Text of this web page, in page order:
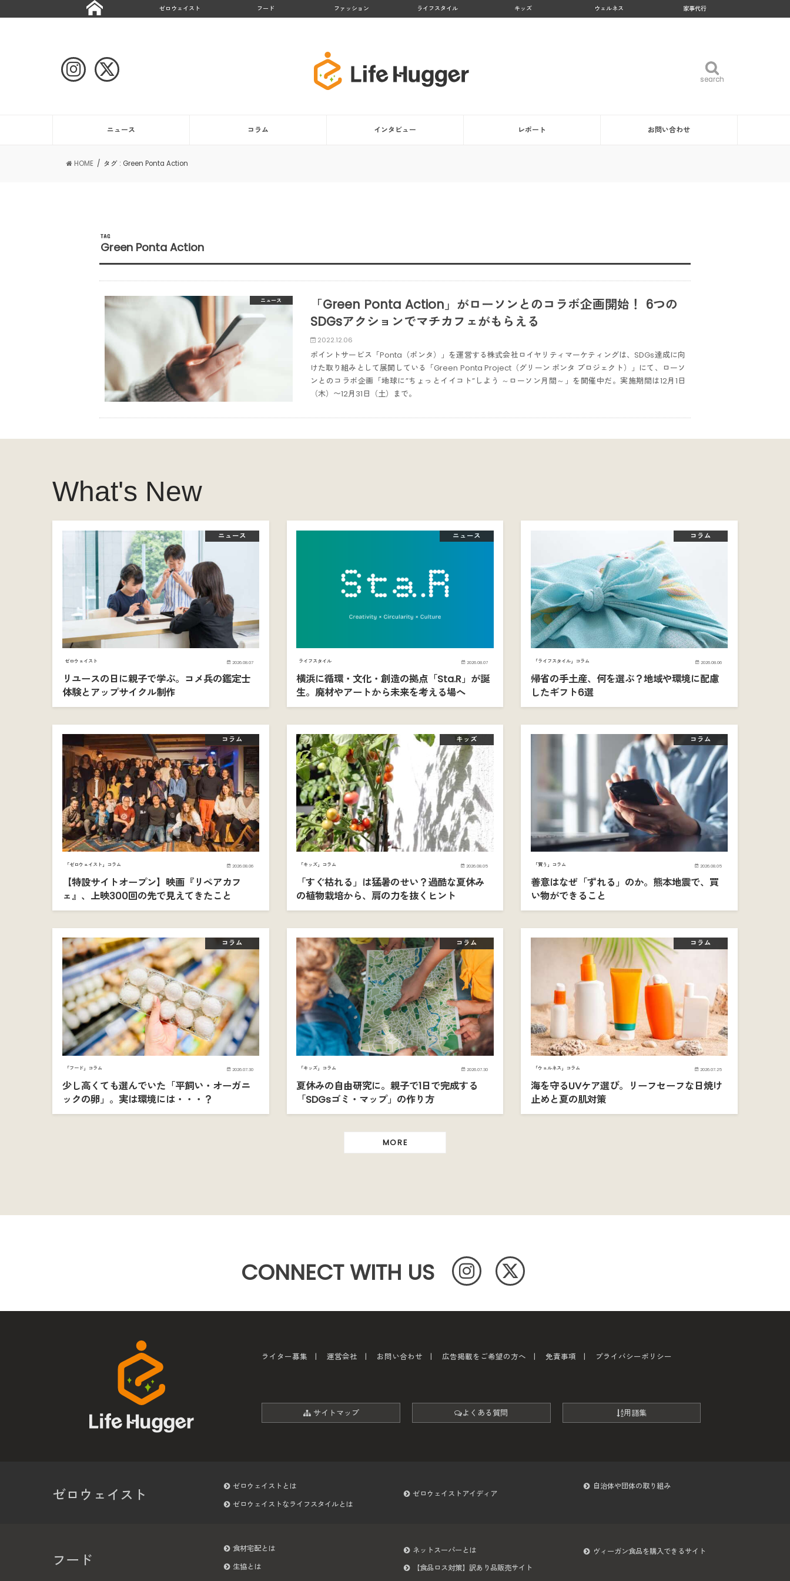
ゼロウェイスト フード ファッション ライフスタイル キッズ ウェルネス 家事代行
search
search
ニュース コラム インタビュー レポート お問い合わせ
HOME タグ : Green Ponta Action
TAG
Green Ponta Action
ニュース
「Green Ponta Action」がローソンとのコラボ企画開始！ 6つの
SDGsアクションでマチカフェがもらえる
2022.12.06
ポイントサービス「Ponta（ポンタ）」を運営する株式会社ロイヤリティマーケティングは、SDGs達成に向
けた取り組みとして展開している「Green Ponta Project（グリーン ポンタ プロジェクト）」にて、ローソ
ンとのコラボ企画「地球に”ちょっとイイコト”しよう ～ローソン月間～」を開催中だ。実施期間は12月1日
（木）〜12月31日（土）まで。
What's New
ニュース
ゼロウェイスト 2026.08.07
リユースの日に親子で学ぶ。コメ兵の鑑定士
体験とアップサイクル制作
ニュース
ライフスタイル 2026.08.07
横浜に循環・文化・創造の拠点「Sta.R」が誕
生。廃材やアートから未来を考える場へ
コラム
「ライフスタイル」コラム 2026.08.06
帰省の手土産、何を選ぶ？地域や環境に配慮
したギフト6選
コラム
「ゼロウェイスト」コラム 2026.08.06
【特設サイトオープン】映画『リペアカフ
ェ』、上映300回の先で見えてきたこと
キッズ
「キッズ」コラム 2026.08.05
「すぐ枯れる」は猛暑のせい？過酷な夏休み
の植物栽培から、肩の力を抜くヒント
コラム
「買う」コラム 2026.08.05
善意はなぜ「ずれる」のか。熊本地震で、買
い物ができること
コラム
「フード」コラム 2026.07.30
少し高くても選んでいた「平飼い・オーガニ
ックの卵」。実は環境には・・・？
コラム
「キッズ」コラム 2026.07.30
夏休みの自由研究に。親子で1日で完成する
「SDGsゴミ・マップ」の作り方
コラム
「ウェルネス」コラム 2026.07.25
海を守るUVケア選び。リーフセーフな日焼け
止めと夏の肌対策
MORE
CONNECT WITH US
ライター募集 運営会社 お問い合わせ 広告掲載をご希望の方へ 免責事項 プライバシーポリシー
サイトマップ よくある質問 用語集
ゼロウェイスト
ゼロウェイストとは
ゼロウェイストなライフスタイルとは
ゼロウェイストアイディア
自治体や団体の取り組み
フード
食材宅配とは
生協とは
ネットスーパーとは
【食品ロス対策】訳あり品販売サイト
ヴィーガン食品を購入できるサイト